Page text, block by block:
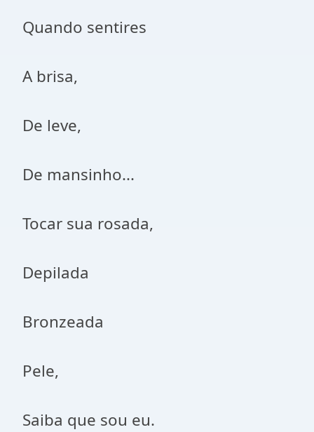
Quando sentires
A brisa,
De leve,
De mansinho...
Tocar sua rosada,
Depilada
Bronzeada
Pele,
Saiba que sou eu.